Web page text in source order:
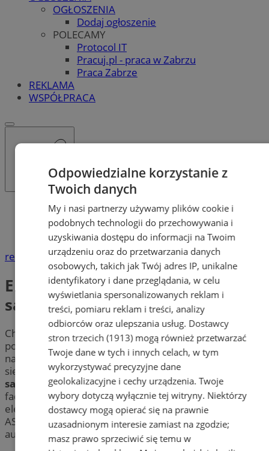
OGŁOSZENIA
Dodaj ogłoszenie
POLECAMY
Protocol IT
Pracuj.pl - praca w Zabrzu
Praca Zabrze
REKLAMA
WSPÓŁPRACA
Katalog firm
Motoryzacja
Elektromechanika i elektronika samochodowa
reklama
Elektromechanika i elektronika
samochodowa
Chcesz skorzystać z komputerowej diagnostyki
pojazdów? Układ elektroniczny w Twoim aucie wymaga
naprawy? Sprawdź warsztaty, które na co dzień zajmują
się
elektromechaniką oraz elektroniką
samochodowąw mieście Zabrze. Skorzystaj z oferty
fachowców w Zabrzu w zakresie takich usług jak:
elektroniczne regulacje silników, naprawa układów ABS,
ASR oraz naprawa instalacji elektrycznych. Oddaj swoje
auto w ręce profesjonalisty w okolicy Zabrza.
Odpowiedzialne korzystanie z
Twoich danych
My i nasi partnerzy używamy plików cookie i
podobnych technologii do przechowywania i
uzyskiwania dostępu do informacji na Twoim
urządzeniu oraz do przetwarzania danych
osobowych, takich jak Twój adres IP, unikalne
identyfikatory i dane przeglądania, w celu
wyświetlania spersonalizowanych reklam i
treści, pomiaru reklam i treści, analizy
odbiorców oraz ulepszania usług. Dostawcy
stron trzecich (1913)mogą również przetwarzać
Twoje dane w tych i innych celach, w tym
wykorzystywać precyzyjne dane
geolokalizacyjne i cechy urządzenia. Twoje
wybory dotyczą wyłącznie tej witryny. Niektórzy
dostawcy mogą opierać się na prawnie
uzasadnionym interesie zamiast na zgodzie;
masz prawo sprzeciwić się temu w